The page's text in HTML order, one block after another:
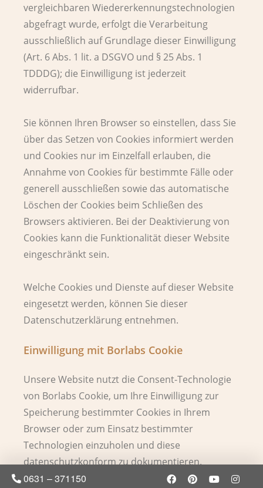
vergleichbaren Wiedererkennungstechnologien
abgefragt wurde, erfolgt die Verarbeitung
ausschließlich auf Grundlage dieser Einwilligung
(Art. 6 Abs. 1 lit. a DSGVO und § 25 Abs. 1
TDDDG); die Einwilligung ist jederzeit
widerrufbar.
Sie können Ihren Browser so einstellen, dass Sie
über das Setzen von Cookies informiert werden
und Cookies nur im Einzelfall erlauben, die
Annahme von Cookies für bestimmte Fälle oder
generell ausschließen sowie das automatische
Löschen der Cookies beim Schließen des
Browsers aktivieren. Bei der Deaktivierung von
Cookies kann die Funktionalität dieser Website
eingeschränkt sein.
Welche Cookies und Dienste auf dieser Website
eingesetzt werden, können Sie dieser
Datenschutzerklärung entnehmen.
Einwilligung mit Borlabs Cookie
Unsere Website nutzt die Consent-Technologie
von Borlabs Cookie, um Ihre Einwilligung zur
Speicherung bestimmter Cookies in Ihrem
Browser oder zum Einsatz bestimmter
Technologien einzuholen und diese
datenschutzkonform zu dokumentieren.
Anbieter dieser Technologie ist die Borlabs
0631 – 371150